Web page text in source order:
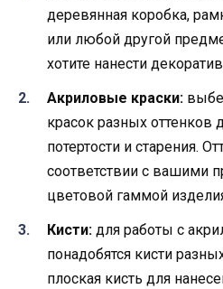
деревянная коробка,
или любой другой
хотите нанести
Акриловые краски:
красок разных оттенков
потертости и старения.
соответствии с вашими
цветовой гаммой
Кисти: для работы с
понадобятся кисти
плоская кисть для